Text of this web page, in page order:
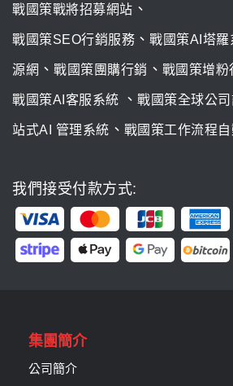
戰國策戰將招募網站 、
戰國策SEO行銷服務 、 戰國策AI塔羅
源網 、 戰國策團購行銷 、 戰國策增粉
戰國策AI客服系統 、 戰國策全球公
站式AI 管理系統 、 戰國策工作流程
我們接受付款方式:
集團簡介
公司簡介